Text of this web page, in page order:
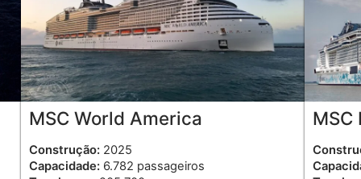
MSC World America
Construção: 2025
Capacidade: 6.782 passageiros
MSC